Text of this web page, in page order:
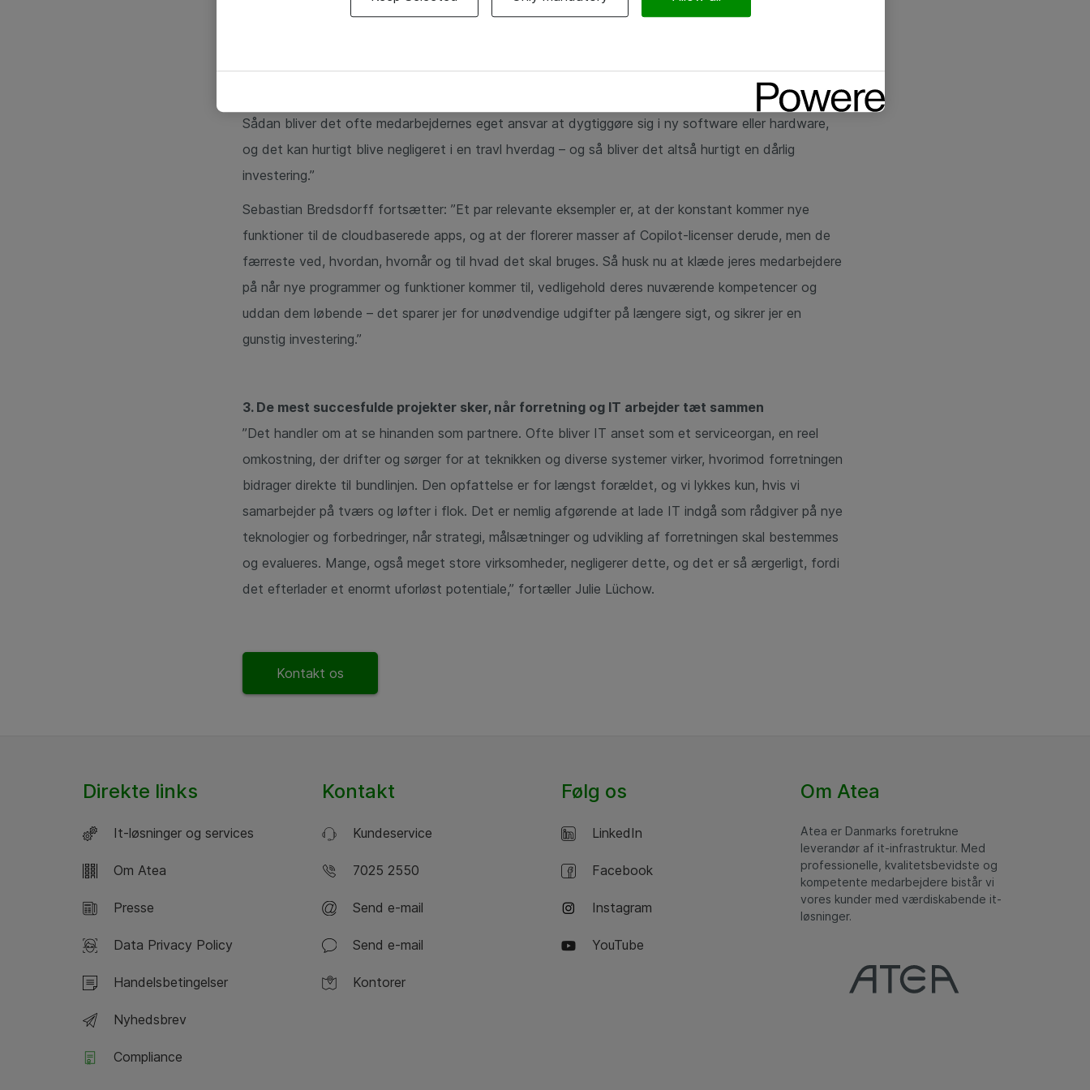
2. Underkend ikke uddannelse af medarbejderne
resulterer nemlig i glade og effektive medarbejdere. Hvert år investeres der mange millioner i
hardware og software, men mange glemmer at gøre deres medarbejdere klar til at benytte dem.
Sådan bliver det ofte medarbejdernes eget ansvar at dygtiggøre sig i ny software eller hardware,
og det kan hurtigt blive negligeret i en travl hverdag – og så bliver det altså hurtigt en dårlig
investering.”
Sebastian Bredsdorff fortsætter: ”Et par relevante eksempler er, at der konstant kommer nye
funktioner til de cloudbaserede apps, og at der florerer masser af Copilot-licenser derude, men de
færreste ved, hvordan, hvornår og til hvad det skal bruges. Så husk nu at klæde jeres medarbejdere
på når nye programmer og funktioner kommer til, vedligehold deres nuværende kompetencer og
uddan dem løbende – det sparer jer for unødvendige udgifter på længere sigt, og sikrer jer en
gunstig investering.”
3. De mest succesfulde projekter sker, når forretning og IT arbejder tæt sammen
”Det handler om at se hinanden som partnere. Ofte bliver IT anset som et serviceorgan, en reel
omkostning, der drifter og sørger for at teknikken og diverse systemer virker, hvorimod forretningen
bidrager direkte til bundlinjen. Den opfattelse er for længst forældet, og vi lykkes kun, hvis vi
samarbejder på tværs og løfter i flok. Det er nemlig afgørende at lade IT indgå som rådgiver på nye
teknologier og forbedringer, når strategi, målsætninger og udvikling af forretningen skal bestemmes
og evalueres. Mange, også meget store virksomheder, negligerer dette, og det er så ærgerligt, fordi
det efterlader et enormt uforløst potentiale,” fortæller Julie Lüchow.
Kontakt os
Direkte links
It-løsninger og services
Om Atea
Presse
Data Privacy Policy
Handelsbetingelser
Nyhedsbrev
Compliance
Kontakt
Kundeservice
7025 2550
Send e-mail
Send e-mail
Kontorer
Følg os
LinkedIn
Facebook
Instagram
YouTube
Om Atea
Atea er Danmarks foretrukne
leverandør af it-infrastruktur. Med
professionelle, kvalitetsbevidste og
kompetente medarbejdere bistår vi
vores kunder med værdiskabende it-
løsninger.